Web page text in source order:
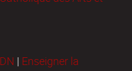
| Enseigner la